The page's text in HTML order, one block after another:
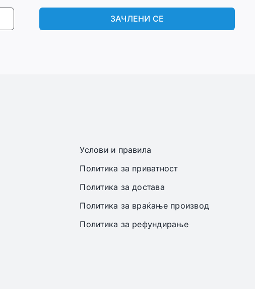
ЗАЧЛЕНИ СЕ
Услови и правила
Политика за приватност
Политика за достава
Политика за враќање производ
Политика за рефундирање
се задржани